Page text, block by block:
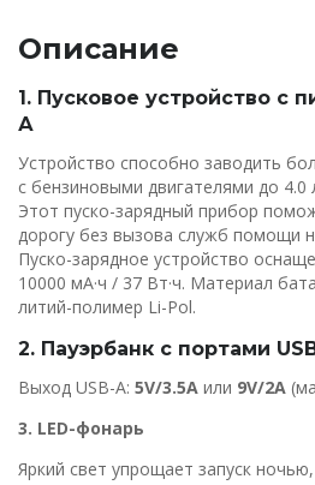
Описание
1. Пусковое устройство с
А
Устройство способно заводить
с бензиновыми двигателями до 4.0
Этот пуско-зарядный прибор
дорогу без вызова служб помощи
Пуско-зарядное устройство
10000 мА·ч / 37 Вт·ч. Материал
литий-полимер Li-Pol.
2. Пауэрбанк с портами
Выход USB-A: 5V/3.5A или 9V/2A
3. LED-фонарь
Яркий свет упрощает запуск